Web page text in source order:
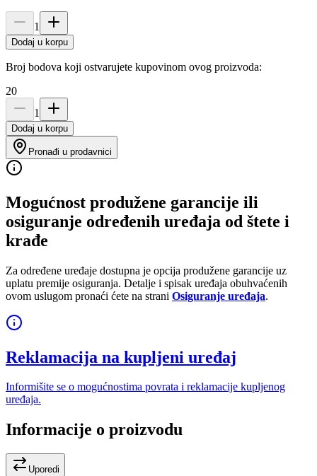
1
Dodaj u korpu
Broj bodova koji ostvarujete kupovinom ovog proizvoda:
20
1
Dodaj u korpu
Pronađi u prodavnici
Mogućnost produžene garancije ili
osiguranje određenih uređaja od štete i
krađe
Za određene uređaje dostupna je opcija produžene garancije uz
uplatu premije osiguranja. Detalje i spisak uređaja obuhvaćenih
ovom uslugom pronaći ćete na strani Osiguranje uređaja.
Reklamacija na kupljeni uređaj
Informišite se o mogućnostima povrata i reklamacije kupljenog
uređaja.
Informacije o proizvodu
Uporedi